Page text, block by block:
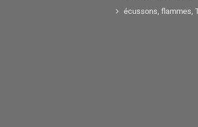
écussons, flammes,